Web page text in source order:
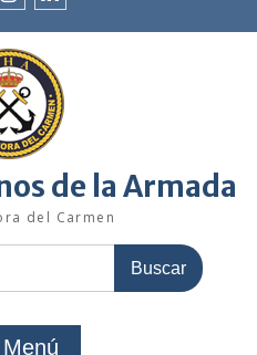
de la Armada
del Carmen
Menú